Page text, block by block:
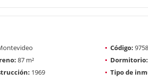
Código:
87 m² Dormitorio:
1969 Tipo de